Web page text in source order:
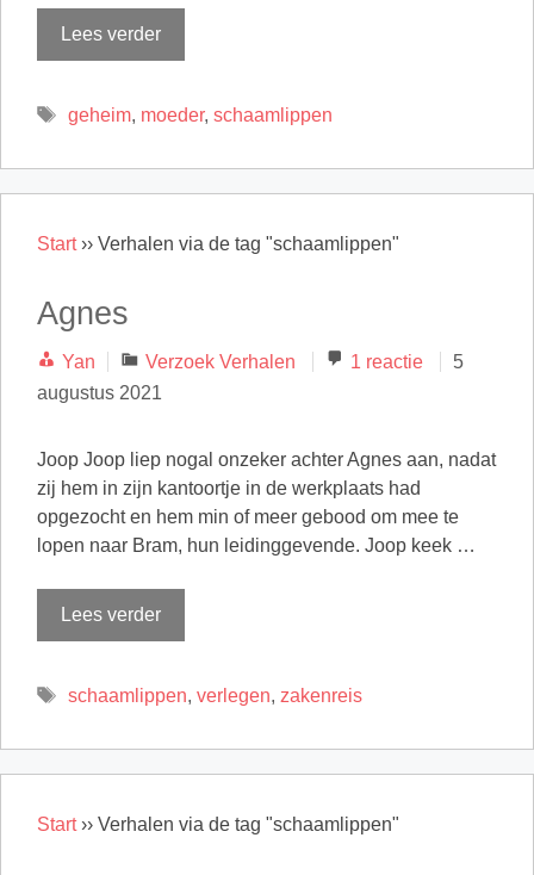
Lees verder
Tags
geheim, moeder, schaamlippen
Start›› Verhalen via de tag "schaamlippen"
Agnes
Yan Categorieën
Verzoek Verhalen 1 reactie
5
augustus 2021
Joop Joop liep nogal onzeker achter Agnes aan, nadat
zij hem in zijn kantoortje in de werkplaats had
opgezocht en hem min of meer gebood om mee te
lopen naar Bram, hun leidinggevende. Joop keek …
Lees verder
Tags
schaamlippen, verlegen, zakenreis
Start›› Verhalen via de tag "schaamlippen"